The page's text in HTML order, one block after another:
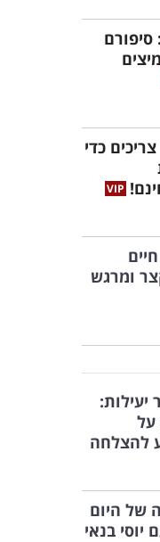
סיפורם
כדי
ומרגש
יעילות:
להצלחה
של היום
בנאי